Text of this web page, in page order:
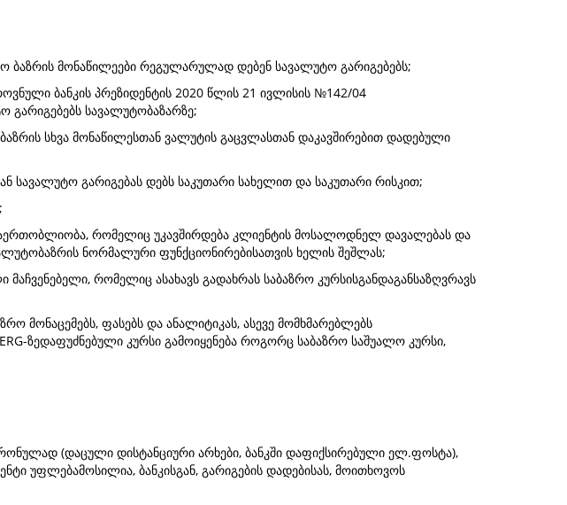
ბაზრის მონაწილეები რეგულარულად დებენ სავალუტო გარიგებებს;
ბანკის პრეზიდენტის 2020 წლის 21 ივლისის №142/04
სავალუტობაზარზე;
სხვა მონაწილესთან ვალუტის გაცვლასთან დაკავშირებით დადებული
გარიგებას დებს საკუთარი სახელით და საკუთარი რისკით;
რომელიც უკავშირდება კლიენტის მოსალოდნელ დავალებას და
ნორმალური ფუნქციონირებისათვის ხელის შეშლას;
მაჩვენებელი, რომელიც ასახავს გადახრას საბაზრო კურსისგანდაგანსაზღვრავს
მონაცემებს, ფასებს და ანალიტიკას, ასევე მომხმარებლებს
ზედაფუძნებული კურსი გამოიყენება როგორც საბაზრო საშუალო კურსი,
(დაცული დისტანციური არხები, ბანკში დაფიქსირებული ელ.ფოსტა),
უფლებამოსილია, ბანკისგან, გარიგების დადებისას, მოითხოვოს